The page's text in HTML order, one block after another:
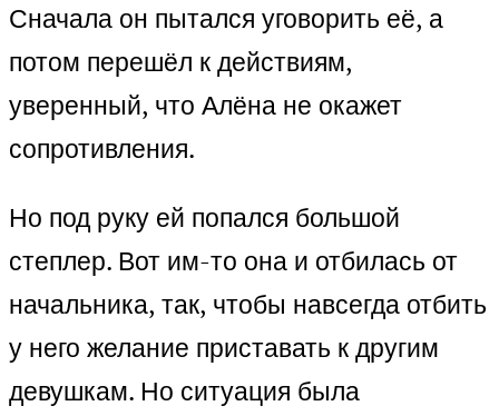
Сначала он пытался уговорить её, а
потом перешёл к действиям,
уверенный, что Алёна не окажет
сопротивления.
Но под руку ей попался большой
степлер. Вот им-то она и отбилась от
начальника, так, чтобы навсегда отбить
у него желание приставать к другим
девушкам. Но ситуация была